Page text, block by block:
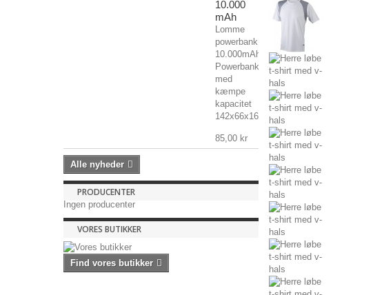
10.000
mAh
Lomme
powerbank
10.000mAh
Powerbank
med
kæmpe
kapacitet
142x66x16mm,...
85,00 kr
Alle nyheder
PRODUCENTER
Ingen producenter
VORES BUTIKKER
Find vores butikker